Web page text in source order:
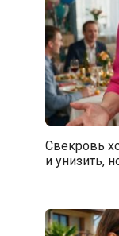
Свекровь
и унизить,